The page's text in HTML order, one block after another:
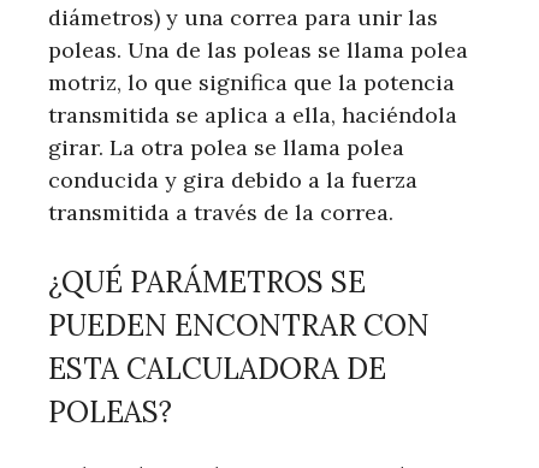
diámetros) y una correa para unir las
poleas. Una de las poleas se llama polea
motriz, lo que significa que la potencia
transmitida se aplica a ella, haciéndola
girar. La otra polea se llama polea
conducida y gira debido a la fuerza
transmitida a través de la correa.
¿QUÉ PARÁMETROS SE
PUEDEN ENCONTRAR CON
ESTA CALCULADORA DE
POLEAS?